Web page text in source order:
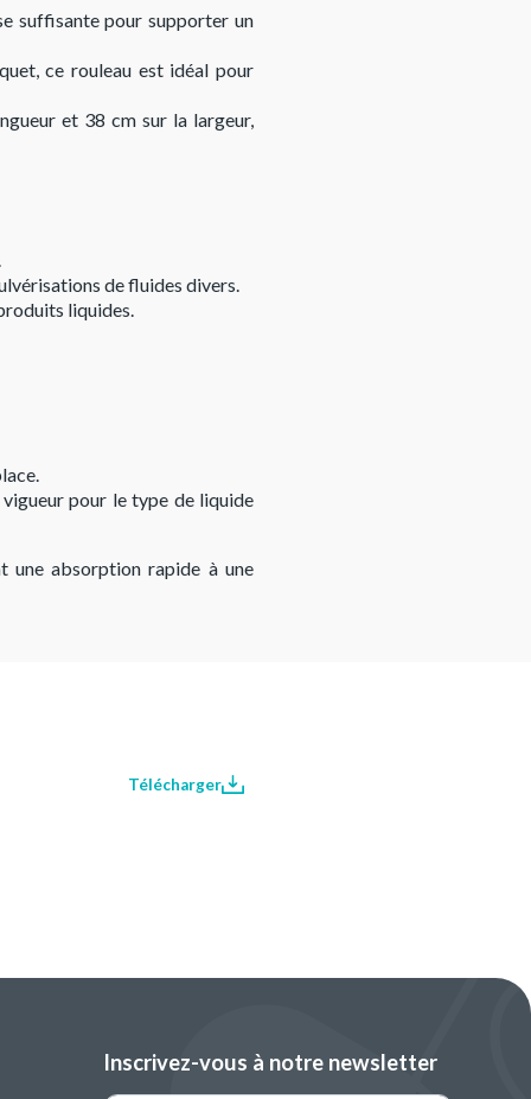
suffisante pour supporter un
ce rouleau est idéal pour
et 38 cm sur la largeur,
de fluides divers.
liquides.
pour le type de liquide
une absorption rapide à une
Télécharger
Inscrivez-vous à notre newsletter